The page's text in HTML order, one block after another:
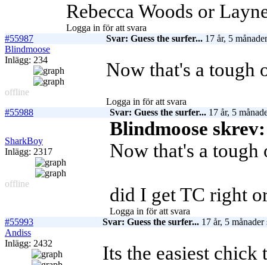
Rebecca Woods or
Logga in för att svara
#55987
Svar: Guess the surfer... 17 år, 5
Blindmoose
Inlägg: 234
offline
Now that's a tough
Logga in för att svara
#55988
Svar: Guess the surfer... 17 år, 5
SharkBoy
Inlägg: 2317
offline
Blindmoose skrev:
Now that's a
did I get TC right
Logga in för att svara
#55993
Svar: Guess the surfer... 17 år, 5 månader
Andiss
Inlägg: 2432
Its the easiest chick